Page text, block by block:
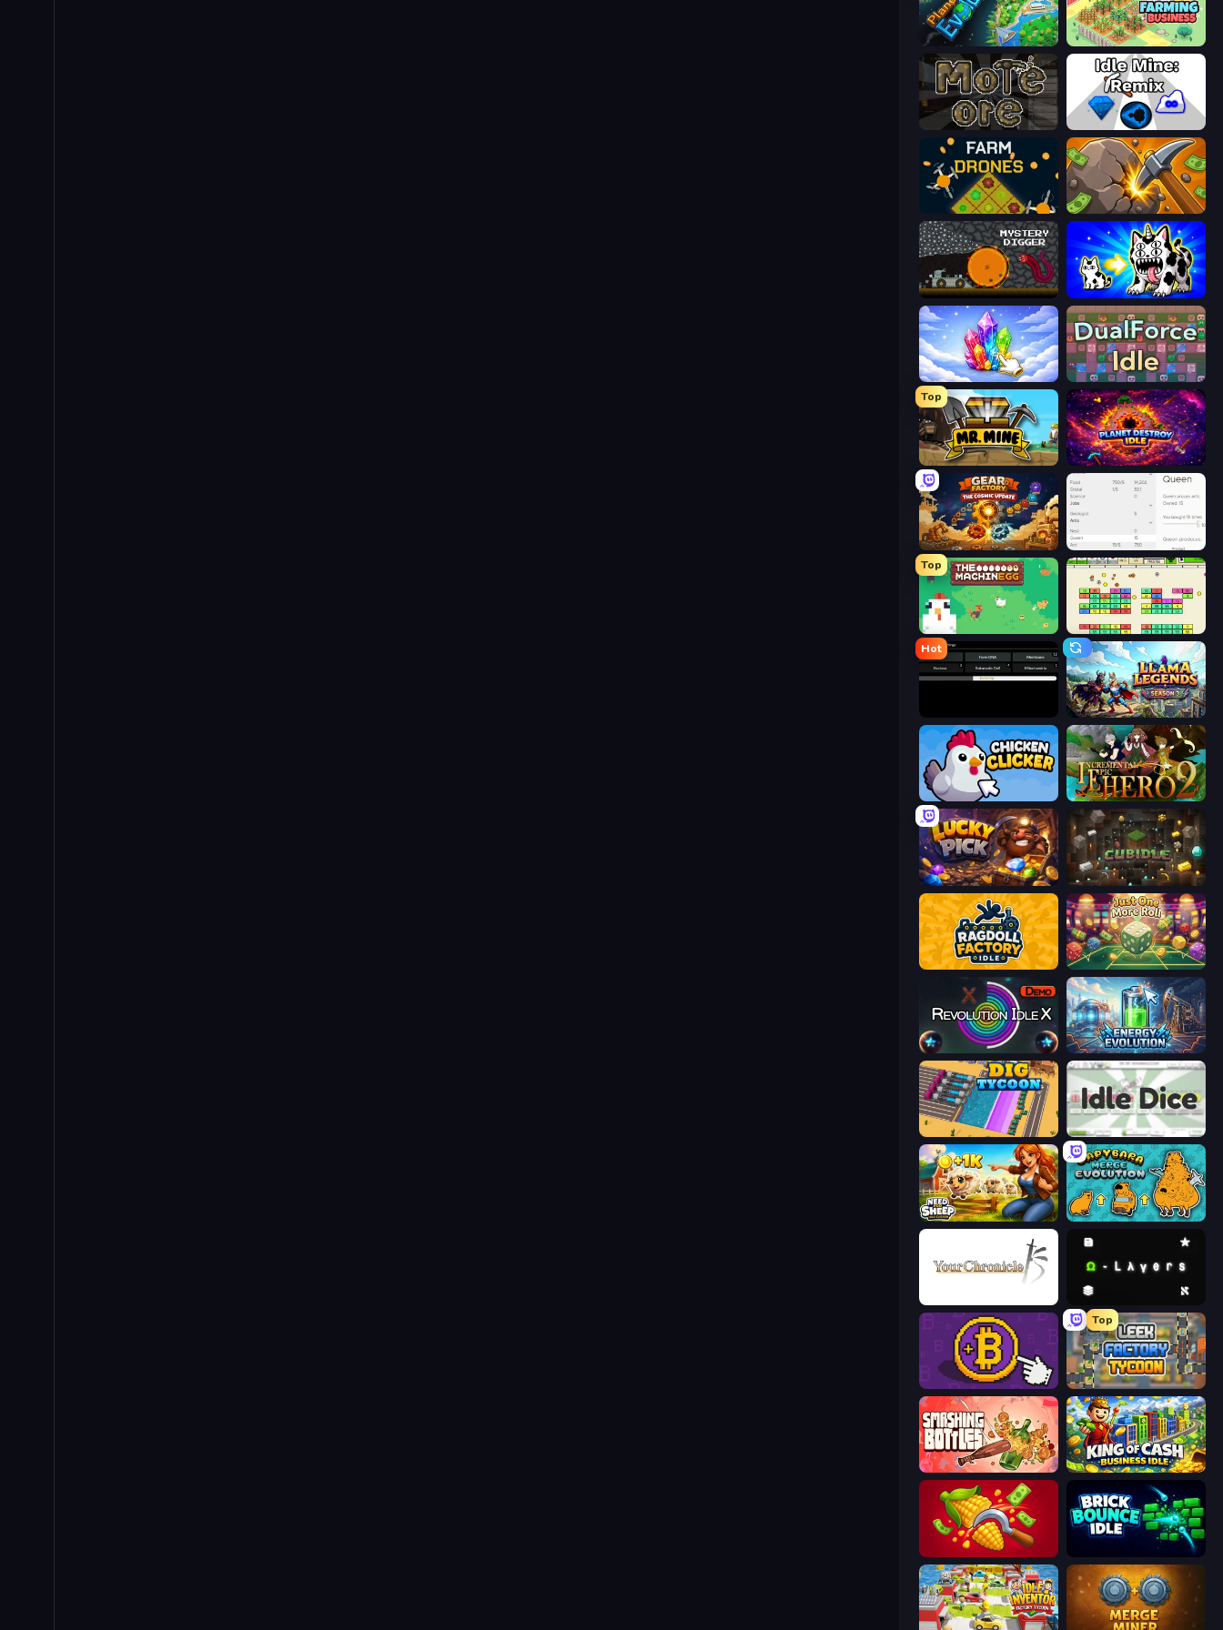
Planet Evolution: Idle Clicker Idle Farming Business
More Ore Idle Mine: Remix
Farm Drones Mine Clicker
Mystery Digger Strange Cats
Crystalia Idle Clicker DualForce Idle
Top
Mr. Mine Planet Destroy Idle
Gear Factory Idle Ants
Top
The MachinEGG Idle Breakout
Hot
Llama Legends
Chicken Clicker Incremental Epic Hero 2
Lucky Pick Cubidle
Ragdoll Factory Idle Just One More Roll
Revolution Idle X Energy Evolution
Dig Tycoon Idle Dice
Need for Sheep: Idle Clicker Capybara Merge Evolution
Omega Layers
Money Maker
Top
Leek Factory Tycoon
Smashing Bottles King of Cash Business Idle
Farm-51: Secret Harvest Brick Bounce Idle